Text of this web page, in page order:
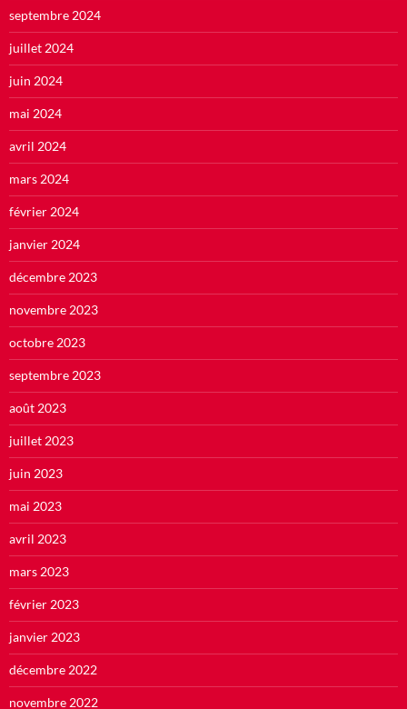
septembre 2024
juillet 2024
juin 2024
mai 2024
avril 2024
mars 2024
février 2024
janvier 2024
décembre 2023
novembre 2023
octobre 2023
septembre 2023
août 2023
juillet 2023
juin 2023
mai 2023
avril 2023
mars 2023
février 2023
janvier 2023
décembre 2022
novembre 2022